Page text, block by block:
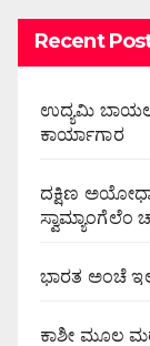
Recent
ಉದ್ಯಮಿ
ಕಾರ್ಯಾಗಾರ
ದಕ್ಷಿಣ
ಸ್ವಾಮ್ಯಾಂಗೆಲೆಂ
ಭಾರತ ಅಂಚೆ
ಕಾಶೀ ಮೂಲ